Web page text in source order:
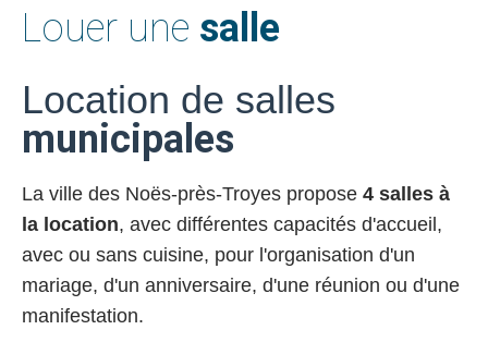
Louer une salle
Location de salles
municipales
La ville des Noës-près-Troyes propose 4 salles à
la location, avec différentes capacités d'accueil,
avec ou sans cuisine, pour l'organisation d'un
mariage, d'un anniversaire, d'une réunion ou d'une
manifestation.